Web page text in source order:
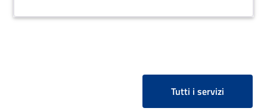
Tutti i servizi